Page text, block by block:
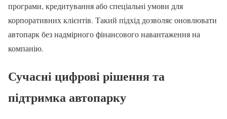
програми, кредитування або спеціальні умови для
корпоративних клієнтів. Такий підхід дозволяє оновлювати
автопарк без надмірного фінансового навантаження на
компанію.
Сучасні цифрові рішення та
підтримка автопарку